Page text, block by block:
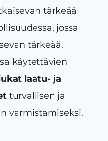
tärkeää
jossa
tärkeää.
käytettävien
laatu- ja
turvallisen ja
varmistamiseksi.